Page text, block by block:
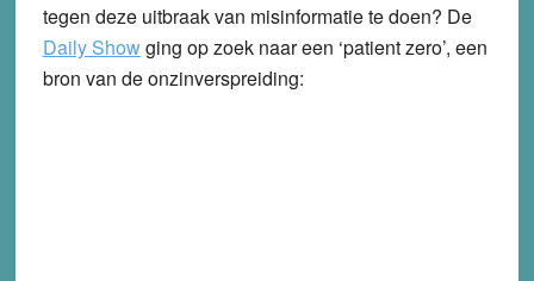
tegen deze uitbraak van misinformatie te doen? De
Daily Showging op zoek naar een ‘patient zero’, een
bron van de onzinverspreiding: